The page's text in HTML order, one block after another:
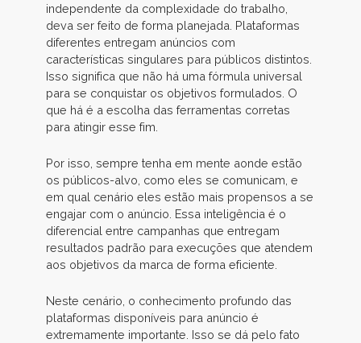
independente da complexidade do trabalho,
deva ser feito de forma planejada. Plataformas
diferentes entregam anúncios com
características singulares para públicos distintos.
Isso significa que não há uma fórmula universal
para se conquistar os objetivos formulados. O
que há é a escolha das ferramentas corretas
para atingir esse fim.
Por isso, sempre tenha em mente aonde estão
os públicos-alvo, como eles se comunicam, e
em qual cenário eles estão mais propensos a se
engajar com o anúncio. Essa inteligência é o
diferencial entre campanhas que entregam
resultados padrão para execuções que atendem
aos objetivos da marca de forma eficiente.
Neste cenário, o conhecimento profundo das
plataformas disponíveis para anúncio é
extremamente importante. Isso se dá pelo fato